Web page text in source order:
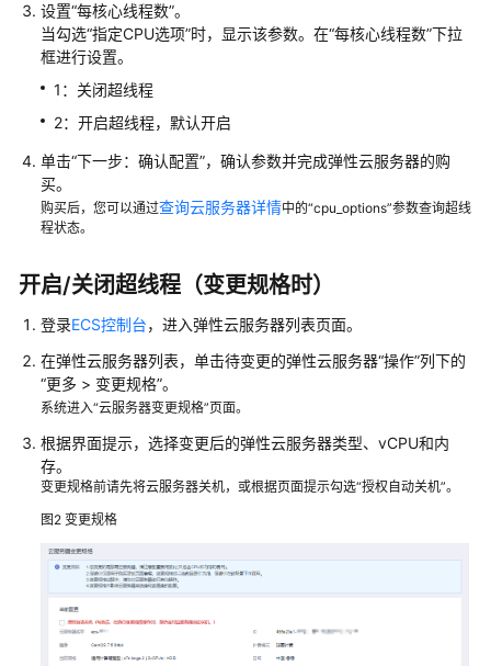
ECS
录
Linux
理
速
型
的
GPU
驱
动
管
理
的
ECS
初
始
设置“每核心线程数”。
当勾选“指定CPU选项”时，显示该参数。在“每核心线程数”下拉
框进行设置。
1：关闭超线程
2：开启超线程，默认开启
单击“下一步：确认配置”，确认参数并完成弹性云服务器的购
买。
购买后，您可以通过查询云服务器详情中的“cpu_options”参数查询超线
程状态。
开启/关闭超线程（变更规格时）
登录ECS控制台，进入弹性云服务器列表页面。
在弹性云服务器列表，单击待变更的弹性云服务器“操作”列下的
“更多 > 变更规格”。
系统进入“云服务器变更规格”页面。
根据界面提示，选择变更后的弹性云服务器类型、vCPU和内
存。
变更规格前请先将云服务器关机，或根据页面提示勾选“授权自动关机”。
图2 变更规格